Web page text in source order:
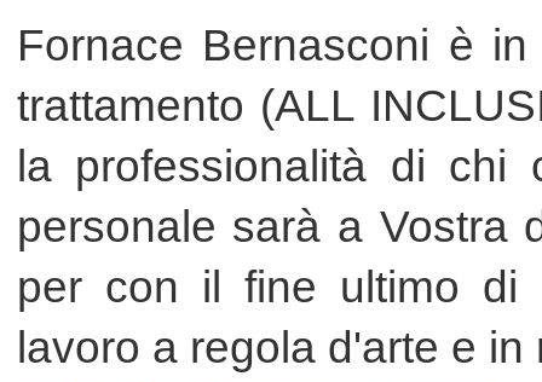
a mano. Base in cotto derivante
dall'argilla della ...
Fornace Bernasconi
Bernasconi è idoneo per esterni: la
cottura a legna per ca. 40 ...
Fornace Bernasconi